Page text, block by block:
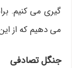
گیری می کنیم.
می دهیم که از
جنگل تصادفی